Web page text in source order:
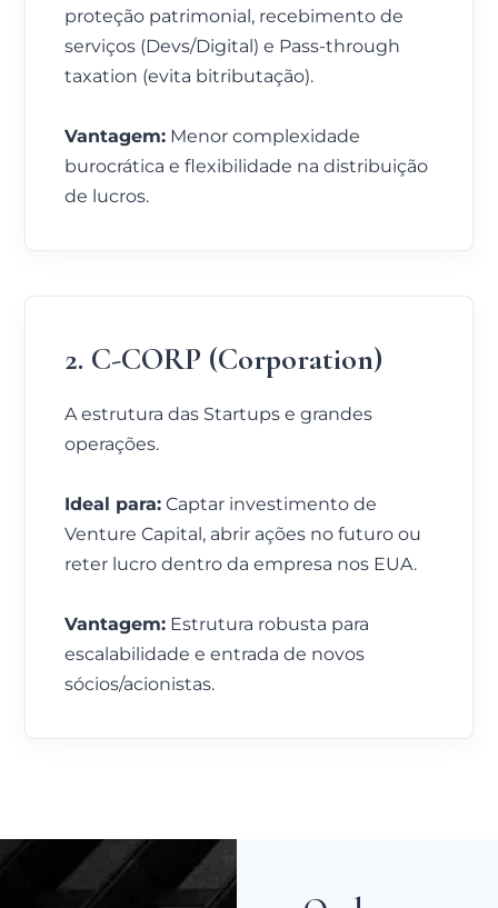
proteção patrimonial, recebimento de
serviços (Devs/Digital) e Pass-through
taxation (evita bitributação).
Vantagem: Menor complexidade
burocrática e flexibilidade na distribuição
de lucros.
2. C-CORP (Corporation)
A estrutura das Startups e grandes
operações.
Ideal para: Captar investimento de
Venture Capital, abrir ações no futuro ou
reter lucro dentro da empresa nos EUA.
Vantagem: Estrutura robusta para
escalabilidade e entrada de novos
sócios/acionistas.